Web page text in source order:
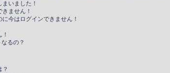
いました！
ません！
今はログインできません！
るの？
？